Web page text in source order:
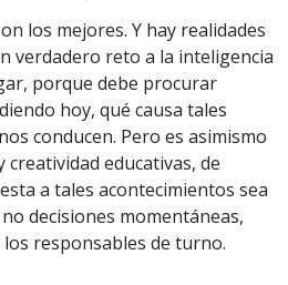
los mejores. Y hay realidades
verdadero reto a la inteligencia
porque debe procurar
hoy, qué causa tales
conducen. Pero es asimismo
educativas, de
a tales acontecimientos sea
decisiones momentáneas,
responsables de turno.